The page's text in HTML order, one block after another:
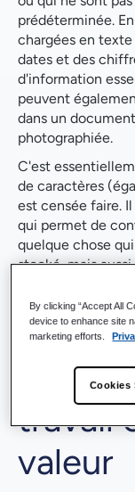
prédéterminée.
chargées en
dates et des
d'information
peuvent
dans un
photographiée.
C'est
de caractères
est censée faire.
qui permet de
quelque chose
stocké, mais
La
:
travail
valeur
By clicking “Accept All
device to enhance site
marketing efforts.
Cookies